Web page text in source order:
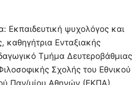
Εκπαιδευτική ψυχολόγος και
καθηγήτρια Ενταξιακής
Τμήμα Δευτεροβάθμιας
Σχολής του Εθνικού
Παν/μίου Αθηνών (ΕΚΠΑ).